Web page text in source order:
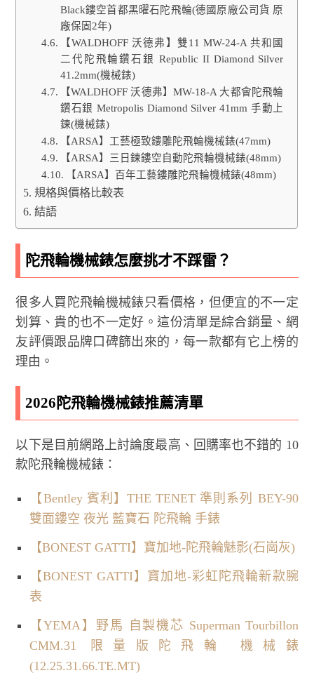
Black鏤空首都黑曜石陀飛輪(德國原廠公司貨 原
廠保固2年)
【WALDHOFF 沃德弗】雙11 MW-24-A 共和國
二代陀飛輪鑽石銀 Republic II Diamond Silver
41.2mm(機械錶)
【WALDHOFF 沃德弗】MW-18-A 大都會陀飛輪
鑽石銀 Metropolis Diamond Silver 41mm 手動上
鍊(機械錶)
【ARSA】工藝極致鏤雕陀飛輪機械錶(47mm)
【ARSA】三日鍊鏤空自動陀飛輪機械錶(48mm)
【ARSA】百年工藝鏤雕陀飛輪機械錶(48mm)
規格與價格比較表
結語
陀飛輪機械錶怎麼挑才不踩雷？
很多人買陀飛輪機械錶只看價格，但便宜的不一定
划算、貴的也不一定好。這份清單是綜合銷量、網
友評價跟品牌口碑篩出來的，每一款都有它上榜的
理由。
2026陀飛輪機械錶推薦清單
以下是目前網路上討論度最高、回購率也不錯的 10
款陀飛輪機械錶：
【Bentley 賓利】THE TENET 準則系列 BEY-90
雙面鏤空 夜光 藍寶石 陀飛輪 手錶
【BONEST GATTI】寶加地-陀飛輪魅影(石崗灰)
【BONEST GATTI】寶加地-彩虹陀飛輪新款腕
表
【YEMA】野馬 自製機芯 Superman Tourbillon
CMM.31 限量版陀飛輪 機械錶
(12.25.31.66.TE.MT)